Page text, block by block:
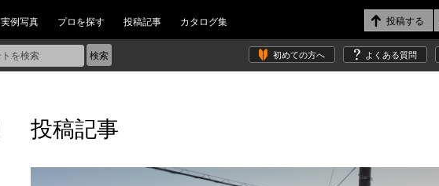
実例写真 プロを探す 投稿記事 カタログ集
初めての方へ よくある質問
投稿記事